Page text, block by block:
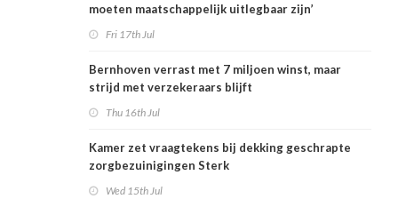
moeten maatschappelijk uitlegbaar zijn’
Fri 17th Jul
Bernhoven verrast met 7 miljoen winst, maar
strijd met verzekeraars blijft
Thu 16th Jul
Kamer zet vraagtekens bij dekking geschrapte
zorgbezuinigingen Sterk
Wed 15th Jul